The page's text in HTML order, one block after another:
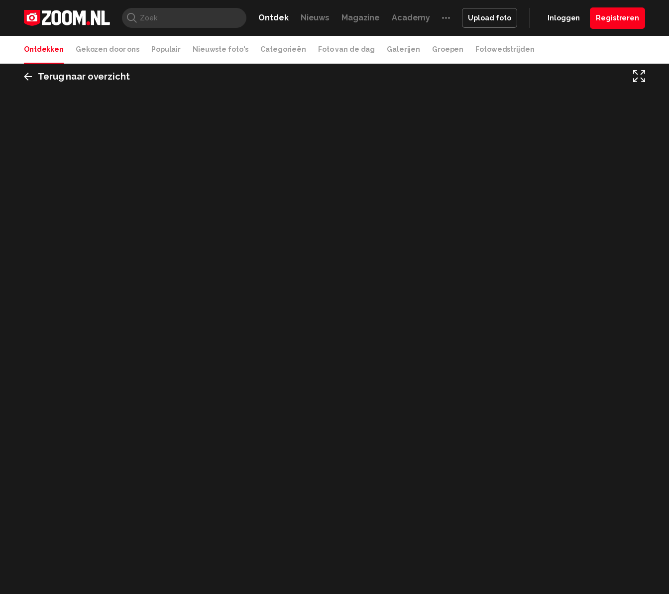
Ontdek Nieuws Magazine Academy Upload foto Inloggen Registreren
Ontdekken Gekozen door ons Populair Nieuwste foto's Categorieën Foto van de dag Galerijen Groepen Fotowedstrijden
Terug naar overzicht